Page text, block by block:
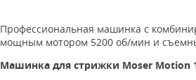
Профессиональная машинка с
мощным мотором 5200 об/мин и
Машинка для стрижки Moser Motion